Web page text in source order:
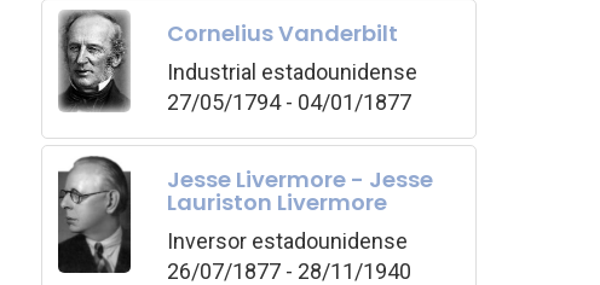
Cornelius Vanderbilt
Industrial estadounidense
27/05/1794 - 04/01/1877
Jesse Livermore - Jesse
Lauriston Livermore
Inversor estadounidense
26/07/1877 - 28/11/1940